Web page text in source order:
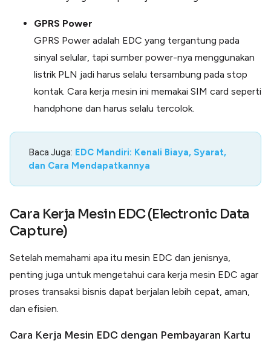
GPRS Power
GPRS Power adalah EDC yang tergantung pada
sinyal selular, tapi sumber power-nya menggunakan
listrik PLN jadi harus selalu tersambung pada stop
kontak. Cara kerja mesin ini memakai SIM card seperti
handphone dan harus selalu tercolok.
Baca Juga: EDC Mandiri: Kenali Biaya, Syarat,
dan Cara Mendapatkannya
Cara Kerja Mesin EDC (Electronic Data
Capture)
Setelah memahami apa itu mesin EDC dan jenisnya,
penting juga untuk mengetahui cara kerja mesin EDC agar
proses transaksi bisnis dapat berjalan lebih cepat, aman,
dan efisien.
Cara Kerja Mesin EDC dengan Pembayaran Kartu